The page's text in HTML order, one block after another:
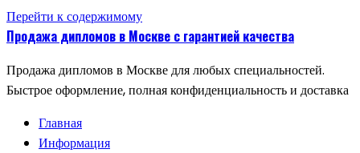
Перейти к содержимому
Продажа дипломов в Москве с гарантией качества
Продажа дипломов в Москве для любых специальностей.
Быстрое оформление, полная конфиденциальность и доставка
Главная
Информация